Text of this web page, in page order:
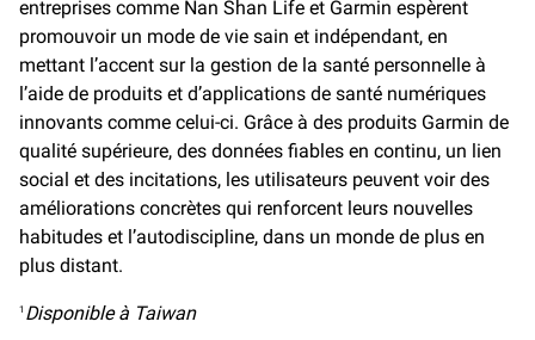
entreprises comme Nan Shan Life et Garmin espèrent
promouvoir un mode de vie sain et indépendant, en
mettant l’accent sur la gestion de la santé personnelle à
l’aide de produits et d’applications de santé numériques
innovants comme celui-ci. Grâce à des produits Garmin de
qualité supérieure, des données fiables en continu, un lien
social et des incitations, les utilisateurs peuvent voir des
améliorations concrètes qui renforcent leurs nouvelles
habitudes et l’autodiscipline, dans un monde de plus en
plus distant.
1 Disponible à Taiwan